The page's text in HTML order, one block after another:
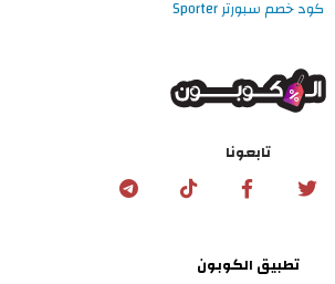
كود خصم سبورتر Sporter
تابعونا
تطبيق الكوبون